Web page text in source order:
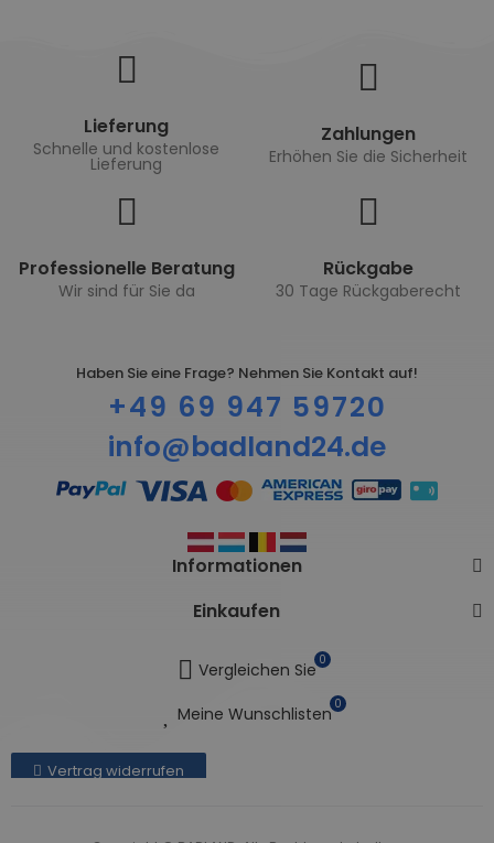
Lieferung
Schnelle und kostenlose
Lieferung
Zahlungen
Erhöhen Sie die Sicherheit
Professionelle Beratung
Wir sind für Sie da
Rückgabe
30 Tage Rückgaberecht
Haben Sie eine Frage? Nehmen Sie Kontakt auf!
+49 69 947 59720
info@badland24.de
Informationen
Einkaufen
Vergleichen Sie 0
Meine Wunschlisten 0
Vertrag widerrufen